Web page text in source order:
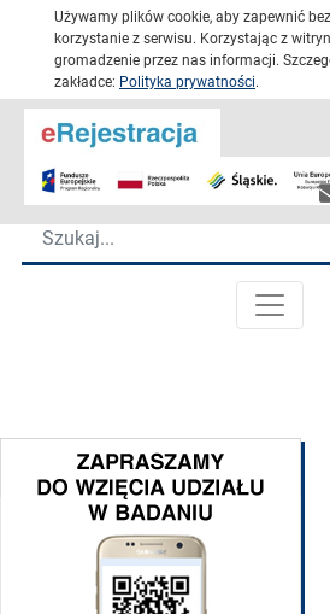
Używamy plików cookie, aby zapewnić
korzystanie z serwisu. Korzystając z
gromadzenie przez nas informacji.
zakładce: Polityka prywatności.
Katowickie
Wyszukiwarka
MENU GŁÓWNE